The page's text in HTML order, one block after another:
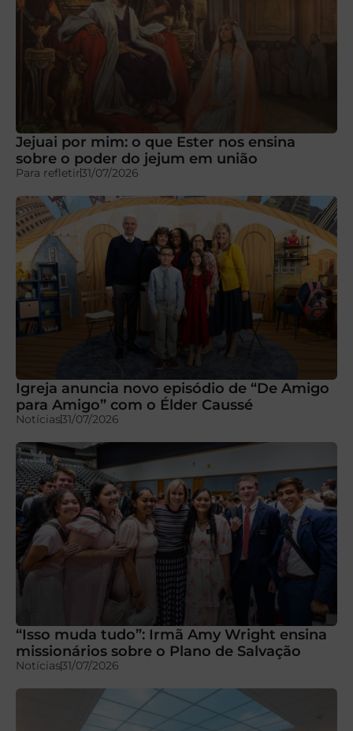
Jejuai por mim: o que Ester nos ensina
sobre o poder do jejum em união
Para refletir31/07/2026
Igreja anuncia novo episódio de “De Amigo
para Amigo” com o Élder Caussé
Notícias31/07/2026
“Isso muda tudo”: Irmã Amy Wright ensina
missionários sobre o Plano de Salvação
Notícias31/07/2026